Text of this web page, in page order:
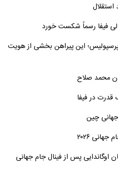
فیفا رسماً شکست خورد
پرسپولیس؛ این پیراهن بخشی از هویت
محمد صلاح
قدرت در فیفا
جهانی چین
۲۰۲۶
اوگاندایی پس از فینال جام جهانی